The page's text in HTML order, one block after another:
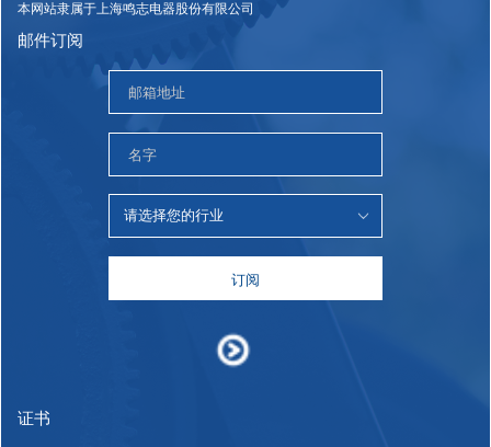
本网站隶属于上海鸣志电器股份有限公司
邮件订阅
订阅
证书